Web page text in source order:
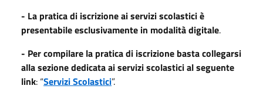
- La pratica di iscrizione ai servizi scolastici è
presentabile esclusivamente in modalità digitale.
- Per compilare la pratica di iscrizione basta collegarsi
alla sezione dedicata ai servizi scolastici al seguente
link: “Servizi Scolastici”.